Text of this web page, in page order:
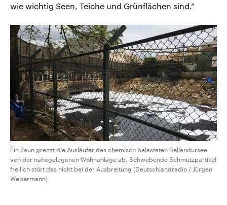
wie wichtig Seen, Teiche und Grünflächen sind.“
Ein Zaun grenzt die Ausläufer des chemisch belasteten Bellandursee
von der nahegelegenen Wohnanlage ab. Schwebende Schmutzpartikel
freilich stört das nicht bei der Ausbreitung (Deutschlandradio / Jürgen
Webermann)